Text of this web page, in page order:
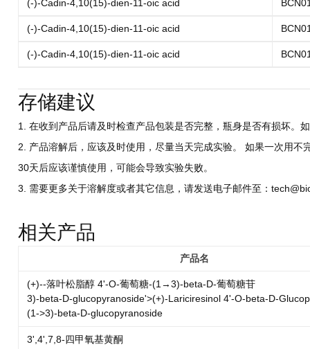
(-)-Cadin-4,10(15)-dien-11-oic acid
(-)-Cadin-4,10(15)-dien-11-oic acid
(-)-Cadin-4,10(15)-dien-11-oic acid
存储建议
1. 在收到产品后请及时检查产品包装是否完整，瓶身是否有损坏。
2. 产品溶解后，应该及时使用，尽量当天完成实验。 如果一次用
30天后应该谨慎使用，可能会导致实验失败。
3. 需要更多关于溶解度或者其它信息，请发送电子邮件至：
相关产品
产品名
(+)--落叶松脂醇 4'-O-葡萄糖-(1→3)-beta-D-葡萄糖苷
3)-beta-D-glucopyranoside'>(+)-Lariciresinol 4'-O-beta-D-
(1->3)-beta-D-glucopyranoside
3',4',7,8-四甲氧基黄酮